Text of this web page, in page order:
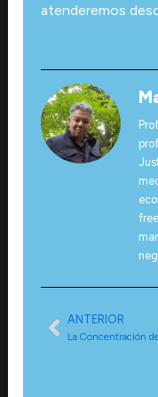
atenderemos
AntANTERIOR